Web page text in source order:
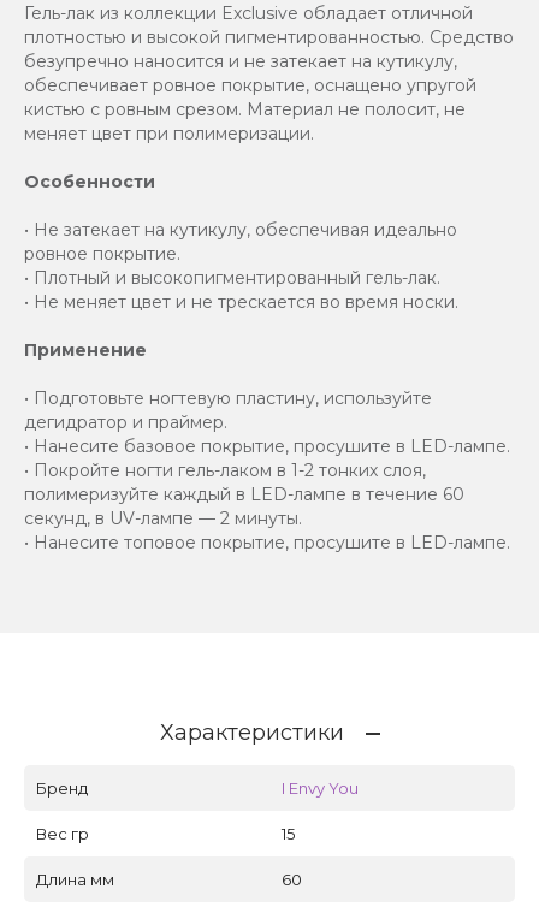
Гель-лак из коллекции Exclusive обладает отличной
плотностью и высокой пигментированностью. Средство
безупречно наносится и не затекает на кутикулу,
обеспечивает ровное покрытие, оснащено упругой
кистью с ровным срезом. Материал не полосит, не
меняет цвет при полимеризации.
Особенности
• Не затекает на кутикулу, обеспечивая идеально
ровное покрытие.
• Плотный и высокопигментированный гель-лак.
• Не меняет цвет и не трескается во время носки.
Применение
• Подготовьте ногтевую пластину, используйте
дегидратор и праймер.
• Нанесите базовое покрытие, просушите в LED-лампе.
• Покройте ногти гель-лаком в 1-2 тонких слоя,
полимеризуйте каждый в LED-лампе в течение 60
секунд, в UV-лампе — 2 минуты.
• Нанесите топовое покрытие, просушите в LED-лампе.
Характеристики
Бренд I Envy You
Вес гр 15
Длина мм 60